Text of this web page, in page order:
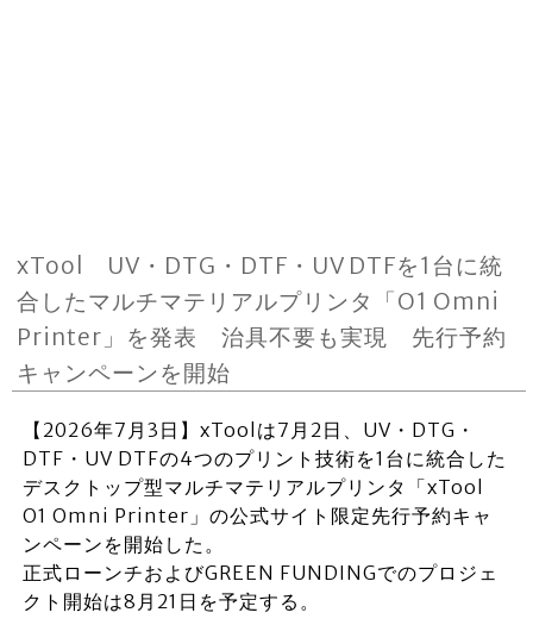
xTool UV・DTG・DTF・UV DTFを1台に統
合したマルチマテリアルプリンタ「O1 Omni
Printer」を発表 治具不要も実現 先行予約
キャンペーンを開始
【2026年7月3日】xToolは7月2日、UV・DTG・
DTF・UV DTFの4つのプリント技術を1台に統合した
デスクトップ型マルチマテリアルプリンタ「xTool
O1 Omni Printer」の公式サイト限定先行予約キャ
ンペーンを開始した。
正式ローンチおよびGREEN FUNDINGでのプロジェ
クト開始は8月21日を予定する。